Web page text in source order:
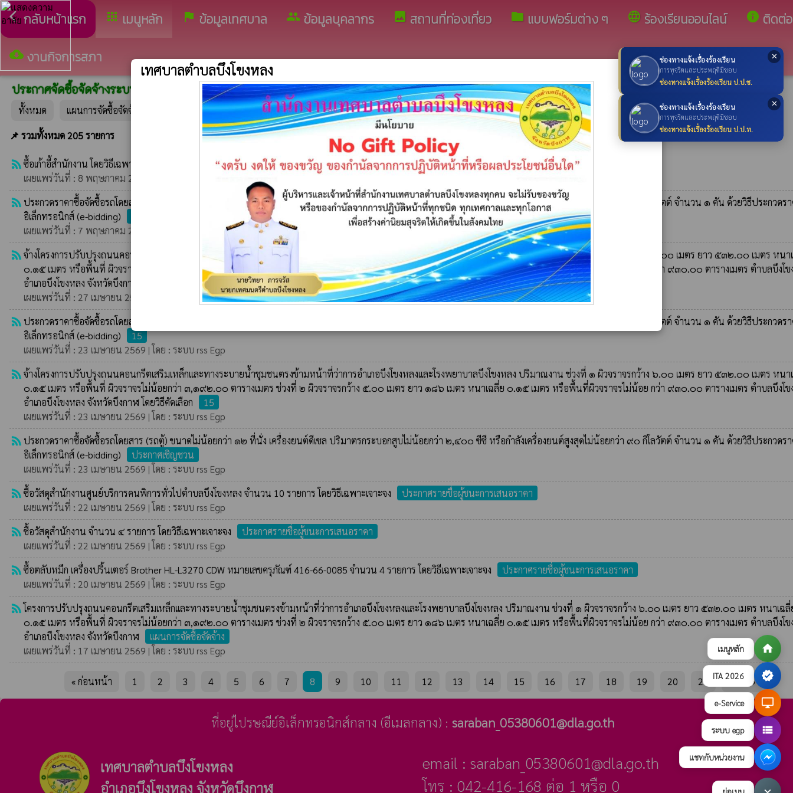
เมนูหลัก home
ITA 2026 verified
e-Service desktop_windows
ระบบ egp view_list
แชทกับหน่วยงาน
✕
ช่องทางแจ้งเรื่องร้องเรียน
การทุจริตและประพฤติมิชอบ
ช่องทางแจ้งเรื่องร้องเรียน ป.ป.ช.
✕
ช่องทางแจ้งเรื่องร้องเรียน
การทุจริตและประพฤติมิชอบ
ช่องทางแจ้งเรื่องร้องเรียน ป.ป.ท.
arrow_back_iosกลับหน้าแรก apps เมนูหลัก assistant_photo ข้อมูลเทศบาล group ข้อมูลบุคลากร image สถานที่ท่องเที่ยว folder แบบฟอร์มต่าง ๆ language ร้องเรียนออนไลน์ info ติดต่อ
cloud_download งานกิจการสภา
ประกาศจัดซื้อจัดจ้างระบบ egp ประกาศระบบเดิม
ทั้งหมด แผนการจัดซื้อจัดจ้าง ประกาศราคากลาง ประกาศเชิญชวน ประกาศรายชื่อผู้ชนะ
📌 รวมทั้งหมด 205 รายการ
rss_feedซื้อเก้าอี้สำนักงาน โดยวิธีเฉพาะเจาะจง
ประกาศรายชื่อผู้ชนะการเสนอราคา
เผยแพร่วันที่ : 8 พฤษภาคม 2569 | โดย : ระบบ rss Egp
rss_feed ประกวดราคาซื้อจัดซื้อรถโดยสาร (รถตู้) ขนาดไม่น้อยกว่า ๑๒ ที่นั่ง เครื่องยนต์ดีเซล ปริมาตรกระบอกสูบไม่น้อยกว่า ๒,๔๐๐ ซีซี หรือกำลังเครื่องยนต์สูงสุดไม่น้อยกว่า ๙๐ กิโลวัตต์ จำนวน ๑ คัน ด้วยวิธีประกวดร
อิเล็กทรอนิกส์ (e-bidding)
ประกาศรายชื่อผู้ชนะการเสนอราคา
เผยแพร่วันที่ : 7 พฤษภาคม 2569 | โดย : ระบบ rss Egp
rss_feedจ้างโครงการปรับปรุงถนนคอนกรีตเสริมเหล็กและทางระบายน้ำชุมชนตรงข้ามหน้าที่ว่าการอำเภอบึงโขงหลงและโรงพยาบาลบึงโขงหลง ปริมาณงาน ช่วงที่ ๑ ผิวจราจรกว้าง ๖.๐๐ เมตร ยาว ๕๓๒.๐๐ เมตร หนา
๐.๑๕ เมตร หรือพื้นที่ ผิวจราจรไม่น้อยกว่า ๓,๑๙๒.๐๐ ตารางเมตร ช่วงที่ ๒ ผิวจราจรกว้าง ๕.๐๐ เมตร ยาว ๑๘๖ เมตร หนาเฉลี่ย ๐.๑๕ เมตร หรือพื้นที่ผิวจราจรไม่น้อย กว่า ๙๓๐.๐๐ ตารางเมตร ตำบลบึงโข
อำเภอบึงโขงหลง จังหวัดบึงกาฬ โดยวิธีคัดเลือก
ประกาศรายชื่อผู้ชนะการเสนอราคา
เผยแพร่วันที่ : 27 เมษายน 2569 | โดย : ระบบ rss Egp
rss_feed ประกวดราคาซื้อจัดซื้อรถโดยสาร (รถตู้) ขนาดไม่น้อยกว่า ๑๒ ที่นั่ง เครื่องยนต์ดีเซล ปริมาตรกระบอกสูบไม่น้อยกว่า ๒,๔๐๐ ซีซี หรือกำลังเครื่องยนต์สูงสุดไม่น้อยกว่า ๙๐ กิโลวัตต์ จำนวน ๑ คัน ด้วยวิธีประกวดร
อิเล็กทรอนิกส์ (e-bidding)
15
เผยแพร่วันที่ : 23 เมษายน 2569 | โดย : ระบบ rss Egp
rss_feedจ้างโครงการปรับปรุงถนนคอนกรีตเสริมเหล็กและทางระบายน้ำชุมชนตรงข้ามหน้าที่ว่าการอำเภอบึงโขงหลงและโรงพยาบาลบึงโขงหลง ปริมาณงาน ช่วงที่ ๑ ผิวจราจรกว้าง ๖.๐๐ เมตร ยาว ๕๓๒.๐๐ เมตร หนา
๐.๑๕ เมตร หรือพื้นที่ ผิวจราจรไม่น้อยกว่า ๓,๑๙๒.๐๐ ตารางเมตร ช่วงที่ ๒ ผิวจราจรกว้าง ๕.๐๐ เมตร ยาว ๑๘๖ เมตร หนาเฉลี่ย ๐.๑๕ เมตร หรือพื้นที่ผิวจราจรไม่น้อย กว่า ๙๓๐.๐๐ ตารางเมตร ตำบลบึงโข
อำเภอบึงโขงหลง จังหวัดบึงกาฬ โดยวิธีคัดเลือก
15
เผยแพร่วันที่ : 23 เมษายน 2569 | โดย : ระบบ rss Egp
rss_feed ประกวดราคาซื้อจัดซื้อรถโดยสาร (รถตู้) ขนาดไม่น้อยกว่า ๑๒ ที่นั่ง เครื่องยนต์ดีเซล ปริมาตรกระบอกสูบไม่น้อยกว่า ๒,๔๐๐ ซีซี หรือกำลังเครื่องยนต์สูงสุดไม่น้อยกว่า ๙๐ กิโลวัตต์ จำนวน ๑ คัน ด้วยวิธีประกวดร
อิเล็กทรอนิกส์ (e-bidding)
ประกาศเชิญชวน
เผยแพร่วันที่ : 23 เมษายน 2569 | โดย : ระบบ rss Egp
rss_feedซื้อวัสดุสำนักงานศูนย์บริการคนพิการทั่วไปตำบลบึงโขงหลง จำนวน 10 รายการ โดยวิธีเฉพาะเจาะจง
ประกาศรายชื่อผู้ชนะการเสนอราคา
เผยแพร่วันที่ : 22 เมษายน 2569 | โดย : ระบบ rss Egp
rss_feedซื้อวัสดุสำนักงาน จำนวน ๔ รายการ โดยวิธีเฉพาะเจาะจง
ประกาศรายชื่อผู้ชนะการเสนอราคา
เผยแพร่วันที่ : 22 เมษายน 2569 | โดย : ระบบ rss Egp
rss_feedซื้อตลับหมึก เครื่องปริ้นเตอร์ Brother HL-L3270 CDW หมายเลขครุภัณฑ์ 416-66-0085 จำนวน 4 รายการ โดยวิธีเฉพาะเจาะจง
ประกาศรายชื่อผู้ชนะการเสนอราคา
เผยแพร่วันที่ : 20 เมษายน 2569 | โดย : ระบบ rss Egp
rss_feedโครงการปรับปรุงถนนคอนกรีตเสริมเหล็กและทางระบายน้ำชุมชนตรงข้ามหน้าที่ว่าการอำเภอบึงโขงหลงและโรงพยาบาลบึงโขงหลง ปริมาณงาน ช่วงที่ ๑ ผิวจราจรกว้าง ๖.๐๐ เมตร ยาว ๕๓๒.๐๐ เมตร หนาเฉลี่
๐.๑๕ เมตร หรือพื้นที่ ผิวจราจรไม่น้อยกว่า ๓,๑๙๒.๐๐ ตารางเมตร ช่วงที่ ๒ ผิวจราจรกว้าง ๕.๐๐ เมตร ยาว ๑๘๖ เมตร หนาเฉลี่ย ๐.๑๕ เมตร หรือพื้นที่ผิวจราจรไม่น้อย กว่า ๙๓๐.๐๐ ตารางเมตร ตำบลบึงโข
อำเภอบึงโขงหลง จังหวัดบึงกาฬ
แผนการจัดซื้อจัดจ้าง
เผยแพร่วันที่ : 17 เมษายน 2569 | โดย : ระบบ rss Egp
« ก่อนหน้า 1 2 3 4 5 6 7 8 9 10 11 12 13 14 15 16 17 18 19 20 21 ถัดไป »
ที่อยู่ไปรษณีย์อิเล็กทรอนิกส์กลาง (อีเมลกลาง) : saraban_05380601@dla.go.th
เทศบาลตำบลบึงโขงหลง
อำเภอบึงโขงหลง จังหวัดบึงกาฬ
email : saraban_05380601@dla.go.th
โทร : 042-416-168 ต่อ 1 หรือ 0
×
เทศบาลตำบลบึงโขงหลง